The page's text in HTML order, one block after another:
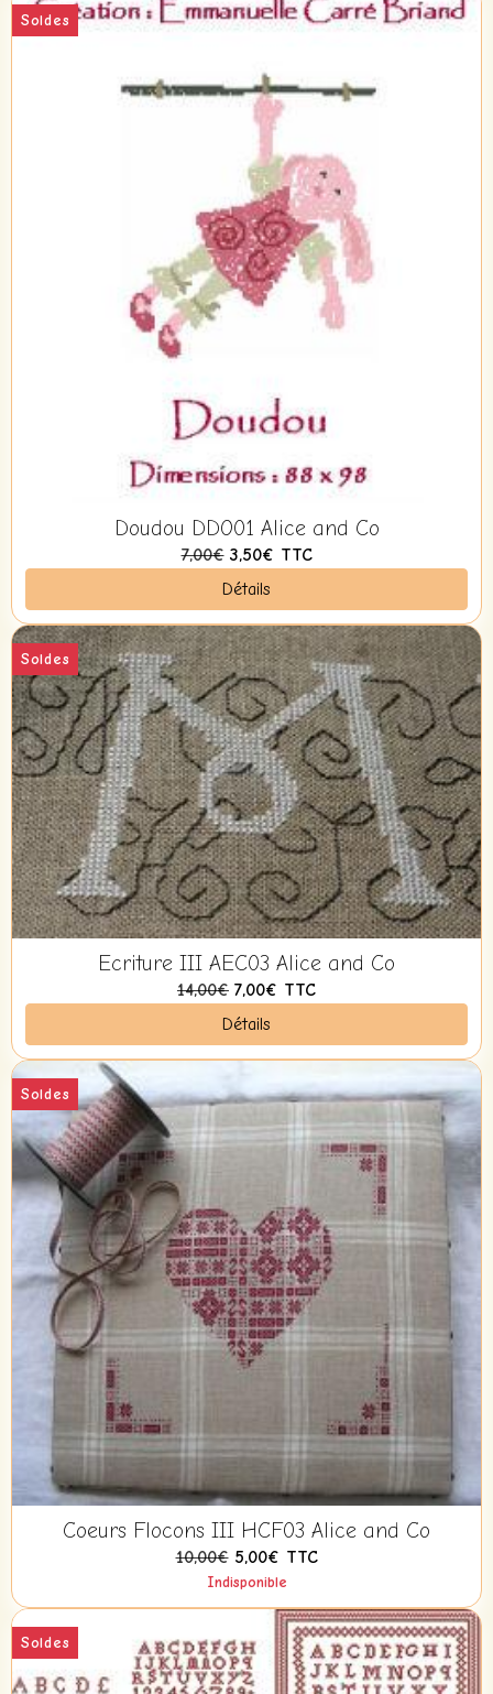
Soldes
Doudou DDO01 Alice and Co
7,00€ 3,50€ TTC
Détails
Soldes
Ecriture III AEC03 Alice and Co
14,00€ 7,00€ TTC
Détails
Soldes
Coeurs Flocons III HCF03 Alice and Co
10,00€ 5,00€ TTC
Indisponible
Soldes